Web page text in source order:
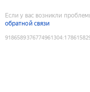
Если у вас возникли
обратной связи
9186589376774961304: